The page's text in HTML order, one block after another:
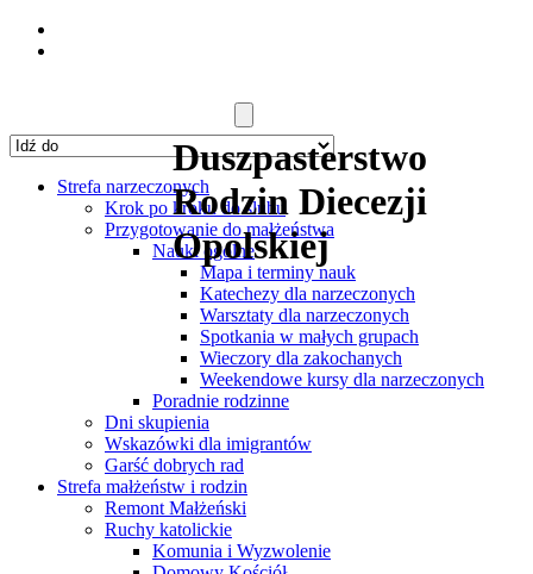
Duszpasterstwo
Rodzin Diecezji
Opolskiej
Strefa narzeczonych
Krok po kroku do ślubu
Przygotowanie do małżeństwa
Nauki ogólne
Mapa i terminy nauk
Katechezy dla narzeczonych
Warsztaty dla narzeczonych
Spotkania w małych grupach
Wieczory dla zakochanych
Weekendowe kursy dla narzeczonych
Poradnie rodzinne
Dni skupienia
Wskazówki dla imigrantów
Garść dobrych rad
Strefa małżeństw i rodzin
Remont Małżeński
Ruchy katolickie
Komunia i Wyzwolenie